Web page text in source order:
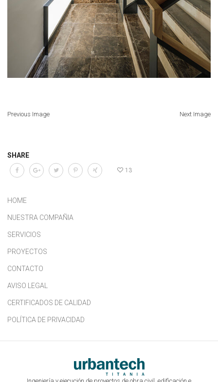
Previous Image Next Image
SHARE
13
HOME
NUESTRA COMPAÑIA
SERVICIOS
PROYECTOS
CONTACTO
AVISO LEGAL
CERTIFICADOS DE CALIDAD
POLÍTICA DE PRIVACIDAD